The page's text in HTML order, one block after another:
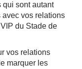
sont autant
avec vos relations
du Stade de
vos relations
marquer les